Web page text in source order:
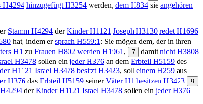
H4294 hinzugefügt H3254 werden, dem H834 sie angehören
Stamm H4294 derKinderH1121 Joseph H3130 redet H1696
hat, indem ersprach H559:1 : Sie mögen dem, der in ihren
H1 zu Frauen H802 werden H1961 , 7 damit nicht H3808
H3478 sollen ein jederH376 an dem Erbteil H5159 des
H1121 Israel H3478 besitzt H3423, soll einem H259 aus
H376 das Erbteil H5159 seinerVäterH1 besitzen H3423 9
H4294 derKinderH1121 Israel H3478 sollen ein jederH376